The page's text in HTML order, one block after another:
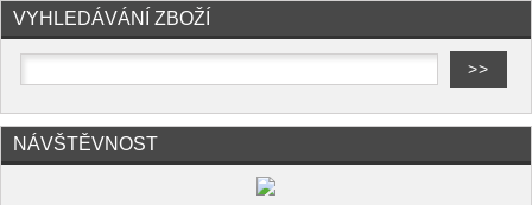
VYHLEDÁVÁNÍ ZBOŽÍ
NÁVŠTĚVNOST